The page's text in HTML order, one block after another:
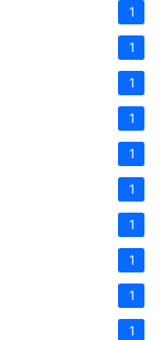
1
1
1
1
1
1
1
1
1
1